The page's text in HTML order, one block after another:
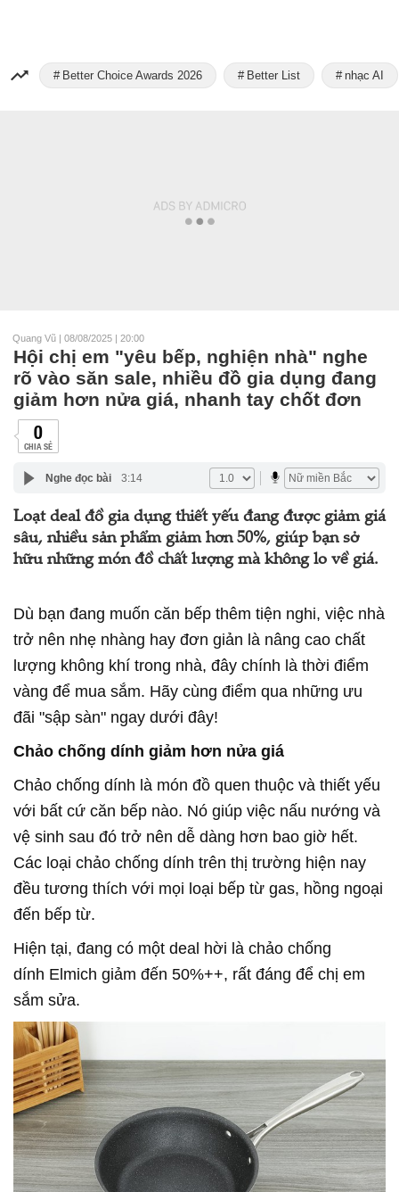
Better Choice Awards 2026 Better List nhạc AI
Quang Vũ | 08/08/2025 | 20:00
Hội chị em "yêu bếp, nghiện nhà" nghe
rõ vào săn sale, nhiều đồ gia dụng đang
giảm hơn nửa giá, nhanh tay chốt đơn
0
CHIA SẺ
Nghe đọc bài 3:14
Loạt deal đồ gia dụng thiết yếu đang được giảm giá
sâu, nhiều sản phẩm giảm hơn 50%, giúp bạn sở
hữu những món đồ chất lượng mà không lo về giá.
Dù bạn đang muốn căn bếp thêm tiện nghi, việc nhà
trở nên nhẹ nhàng hay đơn giản là nâng cao chất
lượng không khí trong nhà, đây chính là thời điểm
vàng để mua sắm. Hãy cùng điểm qua những ưu
đãi "sập sàn" ngay dưới đây!
Chảo chống dính giảm hơn nửa giá
Chảo chống dính là món đồ quen thuộc và thiết yếu
với bất cứ căn bếp nào. Nó giúp việc nấu nướng và
vệ sinh sau đó trở nên dễ dàng hơn bao giờ hết.
Các loại chảo chống dính trên thị trường hiện nay
đều tương thích với mọi loại bếp từ gas, hồng ngoại
đến bếp từ.
Hiện tại, đang có một deal hời là chảo chống
dính Elmich giảm đến 50%++, rất đáng để chị em
sắm sửa.